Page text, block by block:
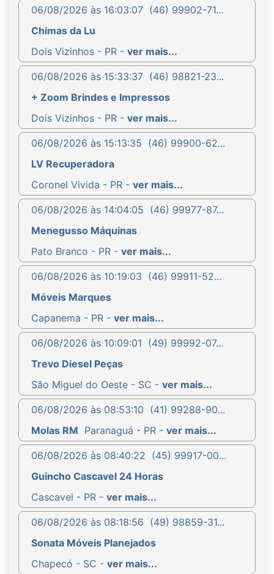
06/08/2026 às 16:03:07 (46) 99902-71...
Chimas da Lu
Dois Vizinhos - PR - ver mais...
06/08/2026 às 15:33:37 (46) 98821-23...
+ Zoom Brindes e Impressos
Dois Vizinhos - PR - ver mais...
06/08/2026 às 15:13:35 (46) 99900-62...
LV Recuperadora
Coronel Vivida - PR - ver mais...
06/08/2026 às 14:04:05 (46) 99977-87...
Menegusso Máquinas
Pato Branco - PR - ver mais...
06/08/2026 às 10:19:03 (46) 99911-52...
Móveis Marques
Capanema - PR - ver mais...
06/08/2026 às 10:09:01 (49) 99992-07...
Trevo Diesel Peças
São Miguel do Oeste - SC - ver mais...
06/08/2026 às 08:53:10 (41) 99288-90...
Molas RM Paranaguá - PR - ver mais...
06/08/2026 às 08:40:22 (45) 99917-00...
Guincho Cascavel 24 Horas
Cascavel - PR - ver mais...
06/08/2026 às 08:18:56 (49) 98859-31...
Sonata Móveis Planejados
Chapecó - SC - ver mais...